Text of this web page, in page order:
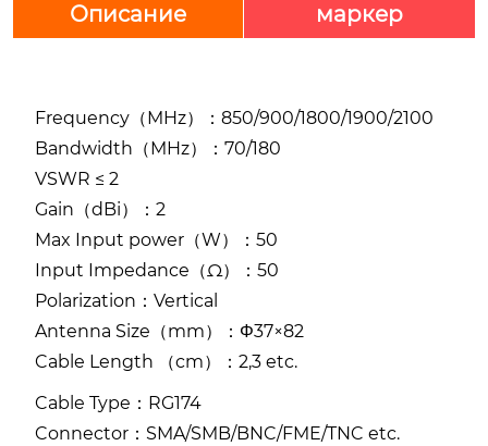
Описание маркер
Frequency（MHz）：850/900/1800/1900/2100
Bandwidth（MHz）：70/180
VSWR ≤ 2
Gain（dBi）：2
Max Input power（W）：50
Input Impedance（Ω）：50
Polarization：Vertical
Antenna Size（mm）：Φ37×82
Cable Length （cm）：2,3 etc.
Cable Type：RG174
Connector：SMA/SMB/BNC/FME/TNC etc.